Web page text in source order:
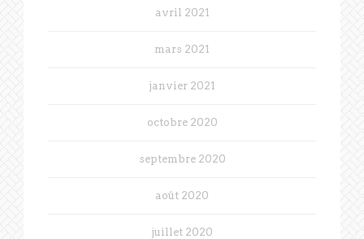
avril 2021
mars 2021
janvier 2021
octobre 2020
septembre 2020
août 2020
juillet 2020